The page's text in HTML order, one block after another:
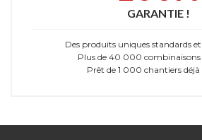
GARANTIE !
Des produits uniques standards
Plus de 40 000 combinaisons
Prêt de 1 000 chantiers déjà